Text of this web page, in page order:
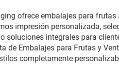
ofrece embalajes para
impresión personalizada,
soluciones integrales para
de Embalajes para Frutas y
completamente